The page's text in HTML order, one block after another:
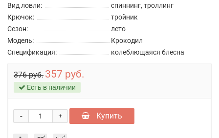
Вид ловли:
спиннинг, троллинг
Крючок:
тройник
Сезон:
лето
Модель:
Крокодил
Спецификация:
колеблющаяся блесна
376 руб. 357 руб.
Есть в наличии
+
- Купить